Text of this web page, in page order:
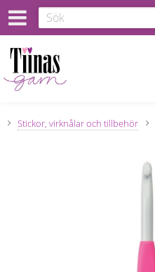
Stickor, virknålar och tillbehör